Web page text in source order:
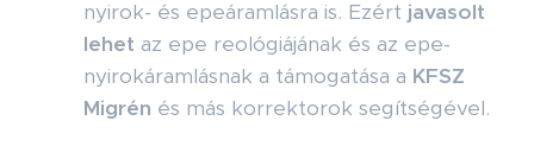
nyirok- és epeáramlásra is. Ezért javasolt
lehet az epe reológiájának és az epe-
nyirokáramlásnak a támogatása a KFSZ
Migrén és más korrektorok segítségével.